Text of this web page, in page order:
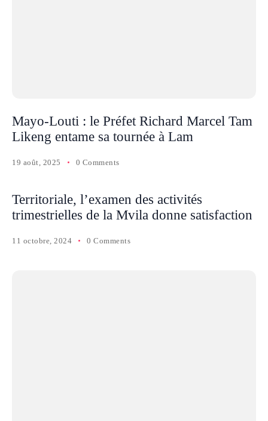
Mayo-Louti : le Préfet Richard Marcel Tam
Likeng entame sa tournée à Lam
19 août, 2025 0 Comments
Territoriale, l’examen des activités
trimestrielles de la Mvila donne satisfaction
11 octobre, 2024 0 Comments